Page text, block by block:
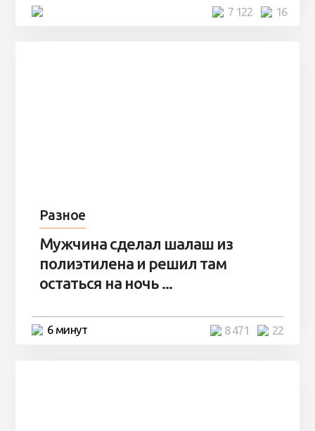
16
7 122
Разное
Мужчина сделал шалаш из
полиэтилена и решил там
остаться на ночь ...
6 минут 22
8 471